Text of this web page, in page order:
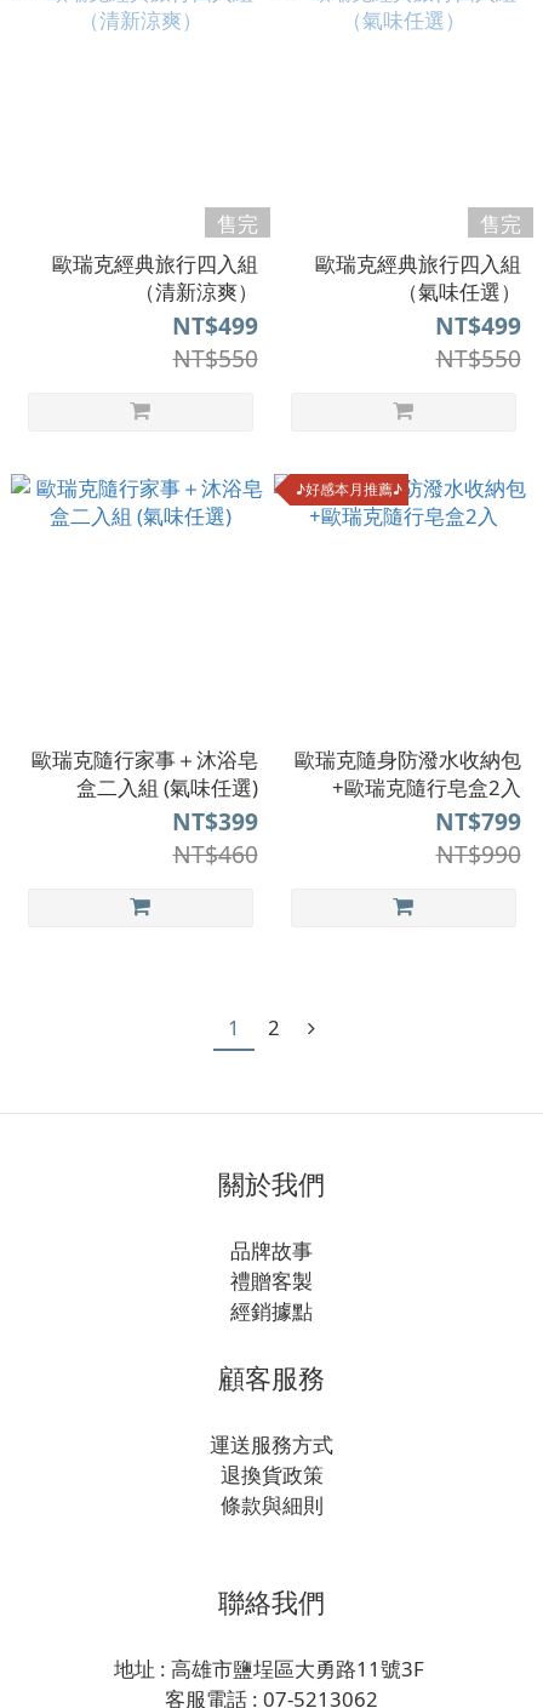
售完
歐瑞克經典旅行四入組
（清新涼爽）
NT$499
NT$550
售完
歐瑞克經典旅行四入組
（氣味任選）
NT$499
NT$550
歐瑞克隨行家事＋沐浴皂
盒二入組 (氣味任選)
NT$399
NT$460
♪好感本月推薦♪
歐瑞克隨身防潑水收納包
+歐瑞克隨行皂盒2入
NT$799
NT$990
1 2
關於我們
品牌故事
禮贈客製
經銷據點
顧客服務
運送服務方式
退換貨政策
條款與細則
聯絡我們
地址 : 高雄市鹽埕區大勇路11號3F
客服電話 : 07-5213062